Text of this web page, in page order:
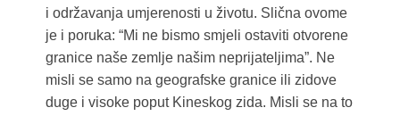
i održavanja umjerenosti u životu. Slična ovome
je i poruka: “Mi ne bismo smjeli ostaviti otvorene
granice naše zemlje našim neprijateljima”. Ne
misli se samo na geografske granice ili zidove
duge i visoke poput Kineskog zida. Misli se na to